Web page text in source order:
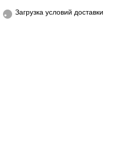
Загрузка условий доставки